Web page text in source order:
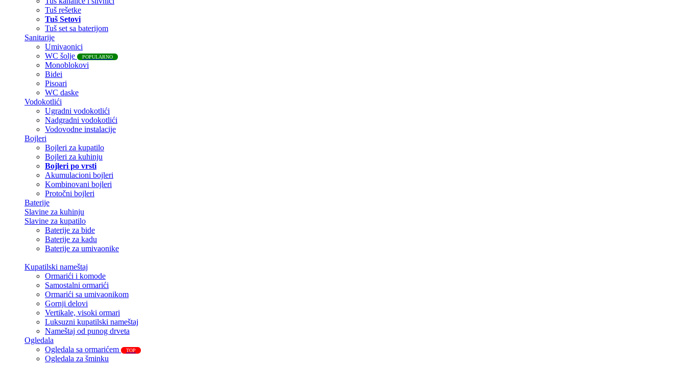
Tuš rešetke
Tuš Setovi
Tuš set sa baterijom
Sanitarije
Umivaonici
WC šolje
POPULARNO
Monoblokovi
Bidei
Pisoari
WC daske
Vodokotlići
Ugradni vodokotlići
Nadgradni vodokotlići
Vodovodne instalacije
Bojleri
Bojleri za kupatilo
Bojleri za kuhinju
Bojleri po vrsti
Akumulacioni bojleri
Kombinovani bojleri
Protočni bojleri
Baterije
Slavine za kuhinju
Slavine za kupatilo
Baterije za bide
Baterije za kadu
Baterije za umivaonike
Kupatilski nameštaj
Ormarići i komode
Samostalni ormarići
Ormarići sa umivaonikom
Gornji delovi
Vertikale, visoki ormari
Luksuzni kupatilski nameštaj
Nameštaj od punog drveta
Ogledala
Ogledala sa ormarićem
TOP
Ogledala za šminku